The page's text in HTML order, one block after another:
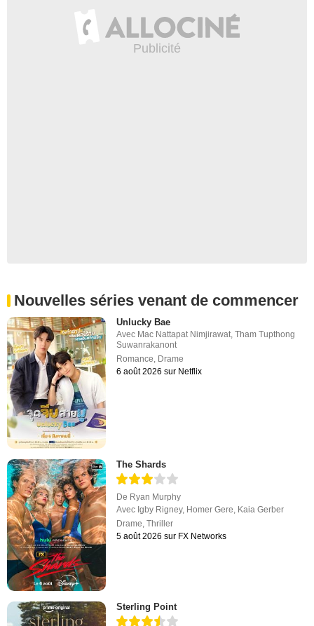
Nouvelles séries venant de commencer
Unlucky Bae
Avec Mac Nattapat Nimjirawat ,Tham Tupthong
Suwanrakanont
Romance Drame
6 août 2026 sur Netflix
The Shards
De Ryan Murphy
Avec Igby Rigney, Homer Gere, Kaia Gerber
Drame,Thriller
5 août 2026 sur FX Networks
Sterling Point